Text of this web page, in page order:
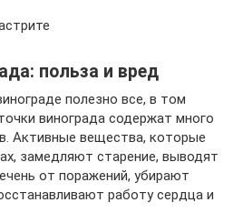
польза и вред
полезно все, в том
винограда содержат много
Активные вещества, которые
замедляют старение, выводят
от поражений, убирают
работу сердца и